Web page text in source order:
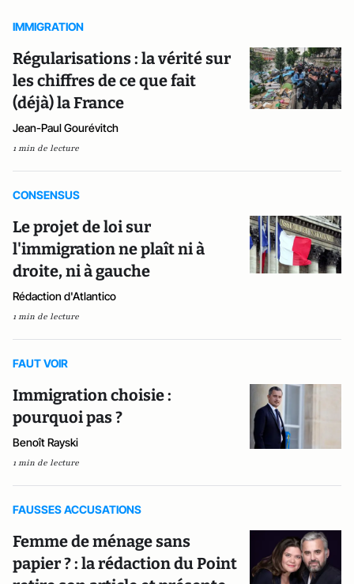
IMMIGRATION
Régularisations : la vérité sur
les chiffres de ce que fait
(déjà) la France
Jean-Paul Gourévitch
1 min de lecture
CONSENSUS
Le projet de loi sur
l'immigration ne plaît ni à
droite, ni à gauche
Rédaction d'Atlantico
1 min de lecture
FAUT VOIR
Immigration choisie :
pourquoi pas ?
Benoît Rayski
1 min de lecture
FAUSSES ACCUSATIONS
Femme de ménage sans
papier ? : la rédaction du Point